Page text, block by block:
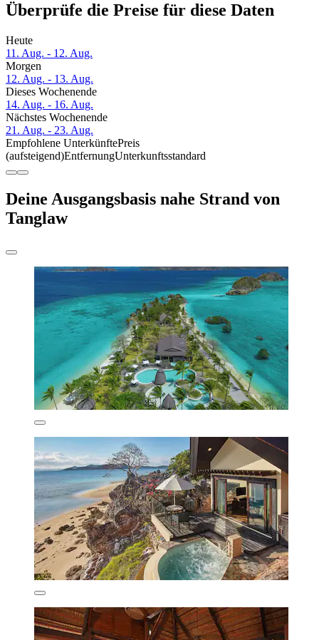
Überprüfe die Preise für diese Daten
Heute
11. Aug. - 12. Aug.
Morgen
12. Aug. - 13. Aug.
Dieses Wochenende
14. Aug. - 16. Aug.
Nächstes Wochenende
21. Aug. - 23. Aug.
Empfohlene UnterkünftePreis
(aufsteigend)EntfernungUnterkunftsstandard
Deine Ausgangsbasis nahe Strand von
Tanglaw